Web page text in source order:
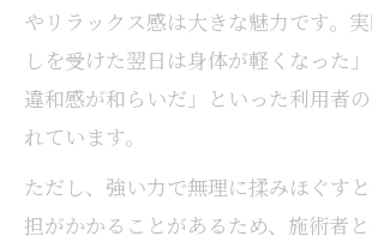
やリラックス感は大きな魅力です。
しを受けた翌日は身体が軽くなった
違和感が和らいだ」といった利用者
れています。
ただし、強い力で無理に揉みほぐす
担がかかることがあるため、施術者